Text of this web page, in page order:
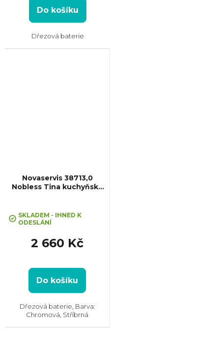
Do košíku
Dřezová baterie
Novaservis 38713,0
Nobless Tina kuchyňská
SKLADEM - IHNED K
ODESLÁNÍ
2 660 Kč
Do košíku
Dřezová baterie, Barva:
Chromová, Stříbrná